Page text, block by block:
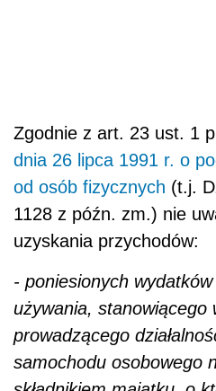
Zgodnie z art. 23 ust. 1
dnia 26 lipca 1991 r. o
od osób fizycznych (t.j.
1128 z późn. zm.) nie
uzyskania przychodów:
- poniesionych
używania, stanowiącego
prowadzącego
samochodu osobowego